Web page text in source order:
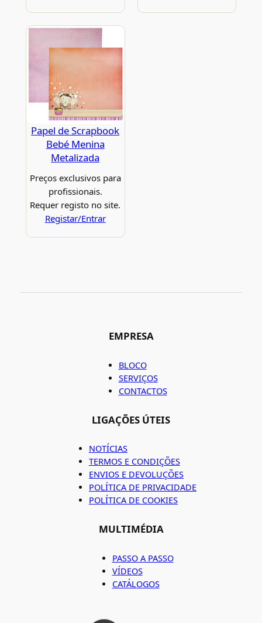
Papel de Scrapbook
Bebé Menina
Metalizada
Preços exclusivos para
profissionais.
Requer registo no site.
Registar/Entrar
EMPRESA
BLOCO
SERVIÇOS
CONTACTOS
LIGAÇÕES ÚTEIS
NOTÍCIAS
TERMOS E CONDIÇÕES
ENVIOS E DEVOLUÇÕES
POLÍTICA DE PRIVACIDADE
POLÍTICA DE COOKIES
MULTIMÉDIA
PASSO A PASSO
VÍDEOS
CATÁLOGOS